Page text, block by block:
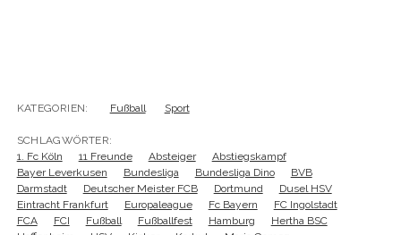
KATEGORIEN: Fußball Sport
SCHLAGWÖRTER:
1. Fc Köln
11 Freunde Absteiger
Abstiegskampf
Bayer Leverkusen
Bundesliga Bundesliga Dino
BVB
Darmstadt
Deutscher Meister FCB Dortmund
Dusel HSV
Eintracht Frankfurt
Europaleague Fc Bayern
FC Ingolstadt
FCA
FCI Fußball Fußballfest Hamburg
Hertha BSC